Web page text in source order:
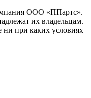
ООО «ППартс».
их владельцам.
ни при каких условиях